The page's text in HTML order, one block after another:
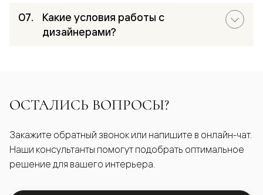
Какие условия работы с
дизайнерами?
ОСТАЛИСЬ ВОПРОСЫ?
Закажите обратный звонок или напишите в онлайн-чат.
Наши консультанты помогут подобрать оптимальное
решение для вашего интерьера.